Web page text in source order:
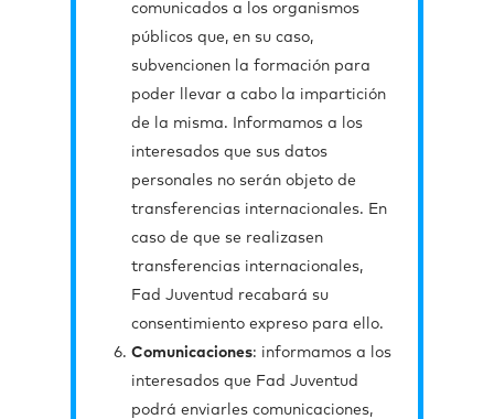
comunicados a los organismos
públicos que, en su caso,
subvencionen la formación para
poder llevar a cabo la impartición
de la misma. Informamos a los
interesados que sus datos
personales no serán objeto de
transferencias internacionales. En
caso de que se realizasen
transferencias internacionales,
Fad Juventud recabará su
consentimiento expreso para ello.
Comunicaciones: informamos a los
interesados que Fad Juventud
podrá enviarles comunicaciones,